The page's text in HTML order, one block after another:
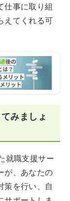
仕事に取り組
えてくれる可
みましょ
就職支援サー
が、あなたの
策を行い、自